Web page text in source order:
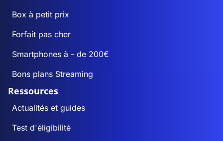
Box à petit prix
Forfait pas cher
Smartphones à - de 200€
Bons plans Streaming
Ressources
Actualités et guides
Test d'éligibilité